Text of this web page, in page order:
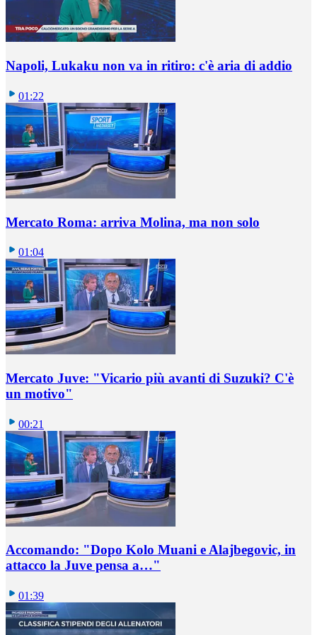
Napoli, Lukaku non va in ritiro: c'è aria di addio
01:22
Mercato Roma: arriva Molina, ma non solo
01:04
Mercato Juve: "Vicario più avanti di Suzuki? C'è
un motivo"
00:21
Accomando: "Dopo Kolo Muani e Alajbegovic, in
attacco la Juve pensa a…"
01:39